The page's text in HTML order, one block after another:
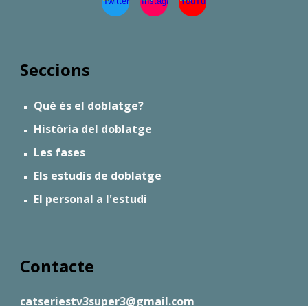
Seccions
Què és el doblatge?
Història del doblatge
Les fases
Els estudis de doblatge
El personal a l'estudi
Contacte
catseriestv3super3@gmail.com